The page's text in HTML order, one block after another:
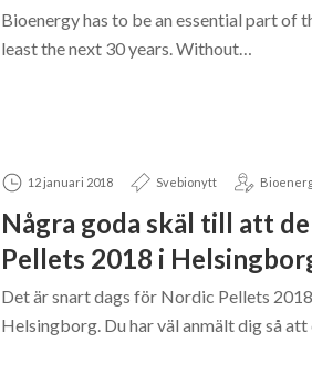
Bioenergy has to be an essential part of
least the next 30 years. Without…
12 januari 2018 Svebionytt
Några goda skäl till att
Pellets 2018 i
Det är snart dags för Nordic Pellets
Helsingborg. Du har väl anmält dig så